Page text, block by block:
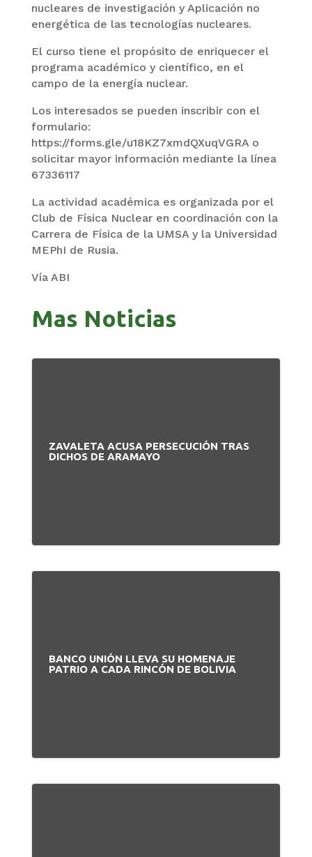
nucleares de investigación y Aplicación no
energética de las tecnologías nucleares.
El curso tiene el propósito de enriquecer el
programa académico y científico, en el
campo de la energía nuclear.
Los interesados se pueden inscribir con el
formulario:
https://forms.gle/u18KZ7xmdQXuqVGRA o
solicitar mayor información mediante la línea
67336117
La actividad académica es organizada por el
Club de Física Nuclear en coordinación con la
Carrera de Física de la UMSA y la Universidad
MEPhI de Rusia.
Vía ABI
Mas Noticias
ZAVALETA ACUSA PERSECUCIÓN TRAS
DICHOS DE ARAMAYO
BANCO UNIÓN LLEVA SU HOMENAJE
PATRIO A CADA RINCÓN DE BOLIVIA